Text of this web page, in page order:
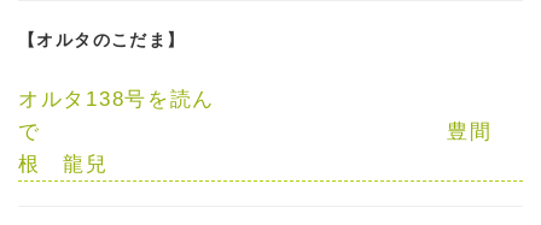
【オルタのこだま】
オルタ138号を読ん
で
豊間
根 龍兒